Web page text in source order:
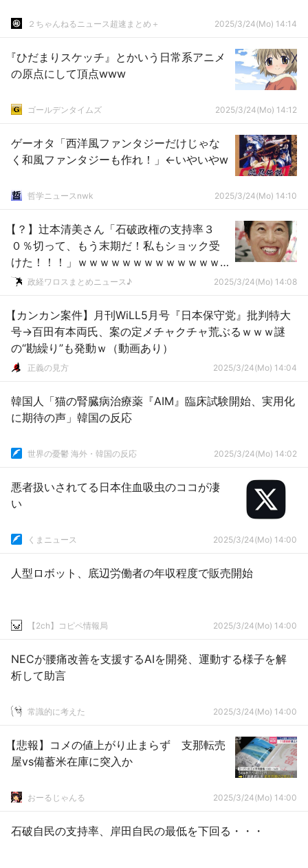
２ちゃんねるニュース超速まとめ＋ 2025/3/24(Mo) 14:14
『ひだまりスケッチ』とかいう日常系アニメ
の原点にして頂点www
ゴールデンタイムズ 2025/3/24(Mo) 14:12
ゲーオタ「西洋風ファンタジーだけじゃな
く和風ファンタジーも作れ！」←いやいやw
哲学ニュースnwk 2025/3/24(Mo) 14:10
【？】辻本清美さん「石破政権の支持率３
０％切って、もう末期だ！私もショック受
けた！！！」ｗｗｗｗｗｗｗｗｗｗｗｗｗ
ｗｗｗｗｗ
政経ワロスまとめニュース♪ 2025/3/24(Mo) 14:08
【カンカン案件】月刊WiLL5月号『日本保守党』批判特大
号→百田有本両氏、案の定メチャクチャ荒ぶるｗｗｗ謎
の“勘繰り”も発動ｗ（動画あり）
正義の見方 2025/3/24(Mo) 14:04
韓国人「猫の腎臓病治療薬『AIM』臨床試験開始、実用化
に期待の声」韓国の反応
世界の憂鬱 海外・韓国の反応 2025/3/24(Mo) 14:02
悪者扱いされてる日本住血吸虫のココが凄
い
くまニュース 2025/3/24(Mo) 14:00
人型ロボット、底辺労働者の年収程度で販売開始
【2ch】コピペ情報局 2025/3/24(Mo) 14:00
NECが腰痛改善を支援するAIを開発、運動する様子を解
析して助言
常識的に考えた 2025/3/24(Mo) 14:00
【悲報】コメの値上がり止まらず 支那転売
屋vs備蓄米在庫に突入か
おーるじゃんる 2025/3/24(Mo) 14:00
石破自民の支持率、岸田自民の最低を下回る・・・